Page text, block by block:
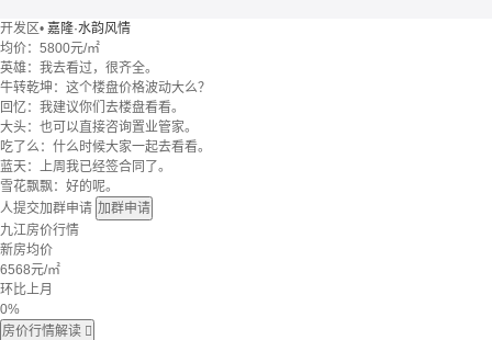
开发区• 嘉隆·水韵风情
均价： 5800元/㎡
英雄：我去看过，很齐全。
牛转乾坤：这个楼盘价格波动大么？
回忆：我建议你们去楼盘看看。
大头：也可以直接咨询置业管家。
吃了么：什么时候大家一起去看看。
蓝天：上周我已经签合同了。
雪花飘飘：好的呢。
人提交加群申请 加群申请
九江房价行情
新房均价
6568元/㎡
环比上月
0%
房价行情解读 